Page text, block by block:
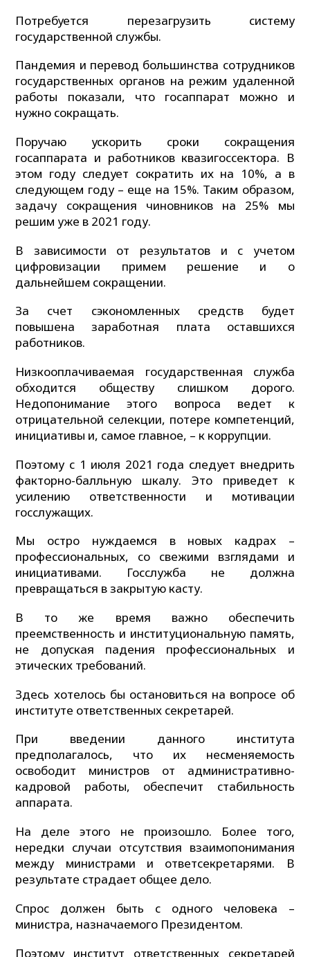
Потребуется перезагрузить систему
государственной службы.
Пандемия и перевод большинства сотрудников
государственных органов на режим удаленной
работы показали, что госаппарат можно и
нужно сокращать.
Поручаю ускорить сроки сокращения
госаппарата и работников квазигоссектора. В
этом году следует сократить их на 10%, а в
следующем году – еще на 15%. Таким образом,
задачу сокращения чиновников на 25% мы
решим уже в 2021 году.
В зависимости от результатов и с учетом
цифровизации примем решение и о
дальнейшем сокращении.
За счет сэкономленных средств будет
повышена заработная плата оставшихся
работников.
Низкооплачиваемая государственная служба
обходится обществу слишком дорого.
Недопонимание этого вопроса ведет к
отрицательной селекции, потере компетенций,
инициативы и, самое главное, – к коррупции.
Поэтому с 1 июля 2021 года следует внедрить
факторно-балльную шкалу. Это приведет к
усилению ответственности и мотивации
госслужащих.
Мы остро нуждаемся в новых кадрах –
профессиональных, со свежими взглядами и
инициативами. Госслужба не должна
превращаться в закрытую касту.
В то же время важно обеспечить
преемственность и институциональную память,
не допуская падения профессиональных и
этических требований.
Здесь хотелось бы остановиться на вопросе об
институте ответственных секретарей.
При введении данного института
предполагалось, что их несменяемость
освободит министров от административно-
кадровой работы, обеспечит стабильность
аппарата.
На деле этого не произошло. Более того,
нередки случаи отсутствия взаимопонимания
между министрами и ответсекретарями. В
результате страдает общее дело.
Спрос должен быть с одного человека –
министра, назначаемого Президентом.
Поэтому институт ответственных секретарей